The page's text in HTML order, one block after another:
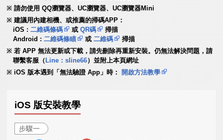
請勿使用 QQ瀏覽器、UC瀏覽器、UC瀏覽器Mini
建議用內建相機、或推薦的掃碼APP：
iOS :二維碼條碼 或QR碼
掃描
Android :二維碼條瞄 或二維碼
掃描
若 APP 無法更新或下載，請先刪除再重新安裝。仍無法解決問題，請
聯繫客服（ Line：sline66）並附上本頁網址
iOS 版本遇到「無法驗證 App」時：
開啟方法教學
iOS 版安裝教學
步驟一